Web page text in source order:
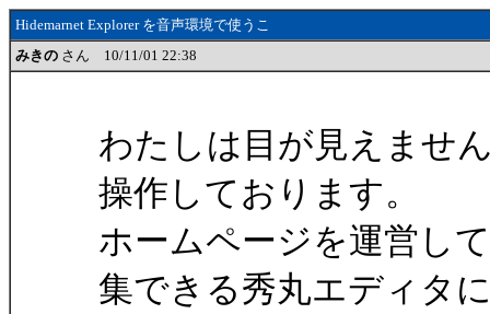
Hidemarnet Explorer を音声環境で使うこ
みきの さん 10/11/01 22:38
わたしは目が見えませ
操作しております。
ホームページを運営し
集できる秀丸エディタ